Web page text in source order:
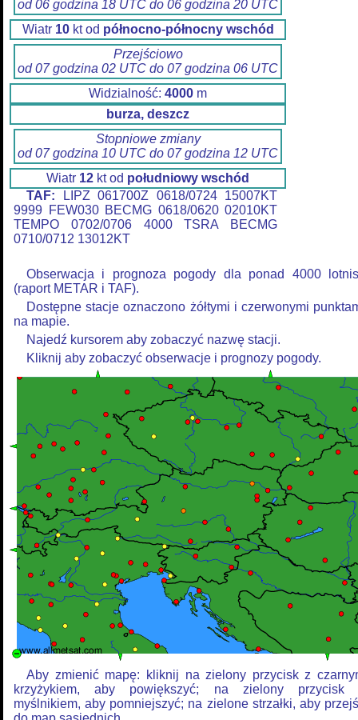
od 06 godzina 18 UTC do 06 godzina 20 UTC
Wiatr 10kt od północno-północny wschód
Przejściowo
od 07 godzina 02 UTC do 07 godzina 06 UTC
Widzialność: 4000 m
burza, deszcz
Stopniowe zmiany
od 07 godzina 10 UTC do 07 godzina 12 UTC
Wiatr 12 kt od południowy wschód
TAF: LIPZ 061700Z 0618/0724 15007KT
9999 FEW030 BECMG 0618/0620 02010KT
TEMPO 0702/0706 4000 TSRA BECMG
0710/0712 13012KT
Obserwacja i prognoza pogody dla ponad 4000
(raport METAR i TAF).
Dostępne stacje oznaczono żółtymi i czerwonymi
na mapie.
Najedź kursorem aby zobaczyć nazwę stacji.
Kliknij aby zobaczyć obserwacje i prognozy pogody.
Aby zmienić mapę: kliknij na zielony przycisk z
krzyżykiem, aby powiększyć; na zielony przycisk
myślnikiem, aby pomniejszyć; na zielone strzałki, aby